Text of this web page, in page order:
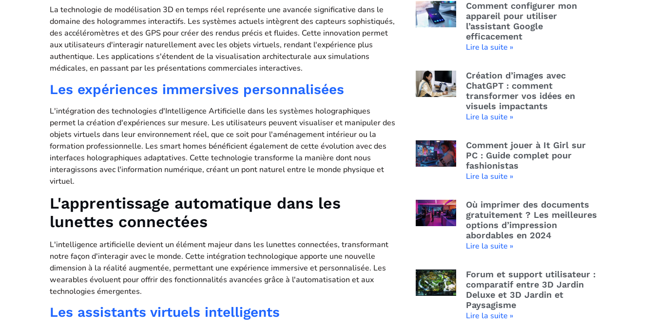
La technologie de modélisation 3D en temps réel représente une avancée significative dans le
domaine des hologrammes interactifs. Les systèmes actuels intègrent des capteurs sophistiqués,
des accéléromètres et des GPS pour créer des rendus précis et fluides. Cette innovation permet
aux utilisateurs d'interagir naturellement avec les objets virtuels, rendant l'expérience plus
authentique. Les applications s'étendent de la visualisation architecturale aux simulations
médicales, en passant par les présentations commerciales interactives.
Les expériences immersives personnalisées
L'intégration des technologies d'Intelligence Artificielle dans les systèmes holographiques
permet la création d'expériences sur mesure. Les utilisateurs peuvent visualiser et manipuler des
objets virtuels dans leur environnement réel, que ce soit pour l'aménagement intérieur ou la
formation professionnelle. Les smart homes bénéficient également de cette évolution avec des
interfaces holographiques adaptatives. Cette technologie transforme la manière dont nous
interagissons avec l'information numérique, créant un pont naturel entre le monde physique et
virtuel.
L'apprentissage automatique dans les
lunettes connectées
L'intelligence artificielle devient un élément majeur dans les lunettes connectées, transformant
notre façon d'interagir avec le monde. Cette intégration technologique apporte une nouvelle
dimension à la réalité augmentée, permettant une expérience immersive et personnalisée. Les
wearables évoluent pour offrir des fonctionnalités avancées grâce à l'automatisation et aux
technologies émergentes.
Les assistants virtuels intelligents
Comment configurer mon
appareil pour utiliser
l’assistant Google
efficacement
Lire la suite »
Création d’images avec
ChatGPT : comment
transformer vos idées en
visuels impactants
Lire la suite »
Comment jouer à It Girl sur
PC : Guide complet pour
fashionistas
Lire la suite »
Où imprimer des documents
gratuitement ? Les meilleures
options d’impression
abordables en 2024
Lire la suite »
Forum et support utilisateur :
comparatif entre 3D Jardin
Deluxe et 3D Jardin et
Paysagisme
Lire la suite »